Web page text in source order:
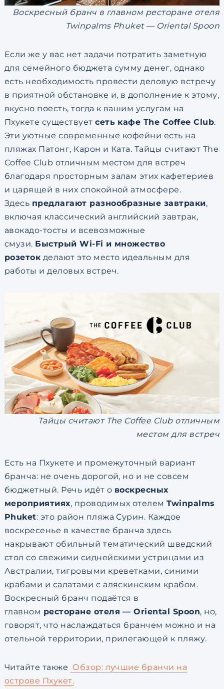
Воскресный бранч в главном ресторане отеля
Twinpalms Phuket — Oriental Spoon
Если же у вас нет задачи потратить заметную
для семейного бюджета сумму денег, однако
есть необходимость провести деловую встречу
в приятной обстановке и, в дополнение к этому,
вкусно поесть, тогда к вашим услугам на
Пхукете существуетсеть кафе The Coffee Club.
Эти уютные современные кофейни есть на
пляжах Патонг, Карон и Ката. Тайцы считают The
Coffee Club отличным местом для встреч
благодаря просторным залам этих кафетериев
и царящей в них спокойной атмосфере.
Здесь предлагают разнообразные завтраки,
включая классический английский завтрак,
авокадо-тосты и всевозможные
смузи. Быстрый Wi-Fi и множество
розеток делают это место идеальным для
работы и деловых встреч.
Тайцы считают The Coffee Club отличным
местом для встреч
Есть на Пхукете и промежуточный вариант
бранча: не очень дорогой, но и не совсем
бюджетный. Речь идёт о воскресных
мероприятиях, проводимых отелемTwinpalms
Phuket: это район пляжа Сурин. Каждое
воскресенье в качестве бранча здесь
накрывают обильный тематический шведский
стол со свежими сиднейскими устрицами из
Австралии, тигровыми креветками, синими
крабами и салатами с аляскинским крабом.
Воскресный бранч подаётся в
главном ресторане отеля — Oriental Spoon, но,
говорят, что наслаждаться бранчем можно и на
отельной территории, прилегающей к пляжу.
Читайте также Обзор: лучшие бранчи на
острове Пхукет.